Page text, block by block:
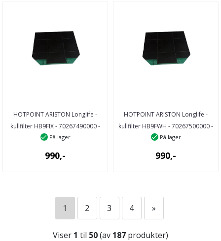
HOTPOINT ARISTON Longlife -
kullfilter HB9FIX - 70267490000 -
26749 ...
På lager
990,-
HOTPOINT ARISTON Longlife -
kullfilter HB9FWH - 70267500000 -
26750 ...
På lager
990,-
1 2 3 4 »
Viser 1 til 50(av 187 produkter)